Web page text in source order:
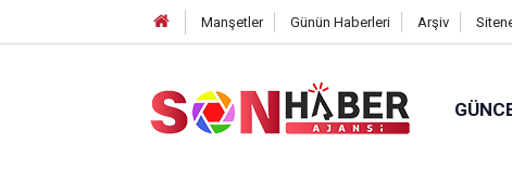
Manşetler Günün Haberleri Arşiv